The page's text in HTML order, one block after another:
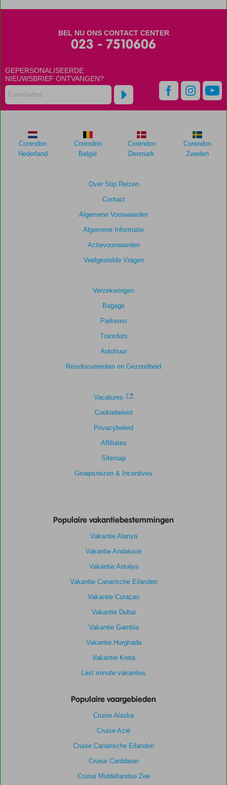
hun
verblijf
in
Blue
Tropicana
Beach
BEL NU ONS CONTACT CENTER
023 - 7510606
GEPERSONALISEERDE
NIEUWSBRIEF ONTVANGEN?
Over Stip Reizen
Contact
Algemene Voorwaarden
Algemene Informatie
Actievoorwaarden
Veelgestelde Vragen
Verzekeringen
Bagage
Parkeren
Transfers
Autohuur
Reisdocumenten en Gezondheid
Vacatures
Cookiebeleid
Privacybeleid
Affiliates
Sitemap
Groepsreizen & Incentives
Corendon
Nederland
Corendon
België
Corendon
Denmark
Corendon
Zweden
Populaire vakantiebestemmingen
Vakantie Alanya
Vakantie Andalusië
Vakantie Antalya
Vakantie Canarische Eilanden
Vakantie Curaçao
Vakantie Dubai
Vakantie Gambia
Vakantie Hurghada
Vakantie Kreta
Last minute vakanties
Populaire vaargebieden
Cruise Alaska
Cruise Azië
Cruise Canarische Eilanden
Cruise Caribbean
Cruise Middellandse Zee